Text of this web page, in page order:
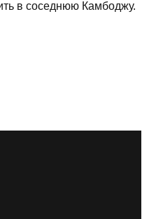
в соседнюю Камбоджу.